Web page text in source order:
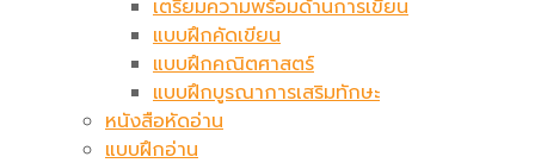
เตรียมความพร้อมด้านการเขียน
แบบฝึกคัดเขียน
แบบฝึกคณิตศาสตร์
แบบฝึกบูรณาการเสริมทักษะ
หนังสือหัดอ่าน
แบบฝึกอ่าน